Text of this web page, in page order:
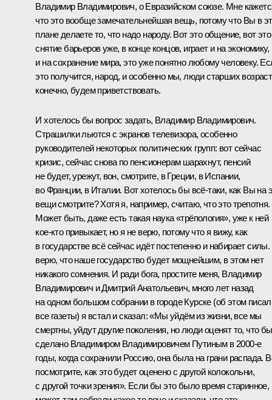
Владимир Владимирович, о Евразийском союзе. Мне
что это вообще замечательнейшая вещь, потому что Вы в
плане делаете то, что надо народу. Вот это общение, вот это
снятие барьеров уже, в конце концов, играет и на экономику,
и на сохранение мира, это уже понятно любому человеку.
это получится, народ, и особенно мы, люди старших
конечно, будем приветствовать.
И хотелось бы вопрос задать, Владимир Владимирович.
Страшилки льются с экранов телевизора, особенно
руководителей некоторых политических групп: вот сейчас
кризис, сейчас снова по пенсионерам шарахнут, пенсий
не будет, урежут, вон, смотрите, в Греции, в Испании,
во Франции, в Италии. Вот хотелось бы всё‑таки, как Вы на
вещи смотрите? Хотя я, например, считаю, что это трепотня.
Может быть, даже есть такая наука «трёпология», уже к ней
кое‑кто привыкает, но я не верю, потому что я вижу, как
в государстве всё сейчас идёт постепенно и набирает
верю, что наше государство будет мощнейшим, в этом нет
никакого сомнения. И ради бога, простите меня, Владимир
Владимирович и Дмитрий Анатольевич, много лет назад
на одном большом собрании в городе Курске (об этом
все газеты) я встал и сказал: «Мы уйдём из жизни, все мы
смертны, уйдут другие поколения, но люди оценят то, что
сделано Владимиром Владимировичем Путиным в 2000-е
годы, когда сохранили Россию, она была на грани распада.
посмотрите, как это будет оценено с другой колокольни,
с другой точки зрения». Если бы это было время старинное,